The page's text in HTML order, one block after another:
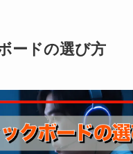
ードの選び方